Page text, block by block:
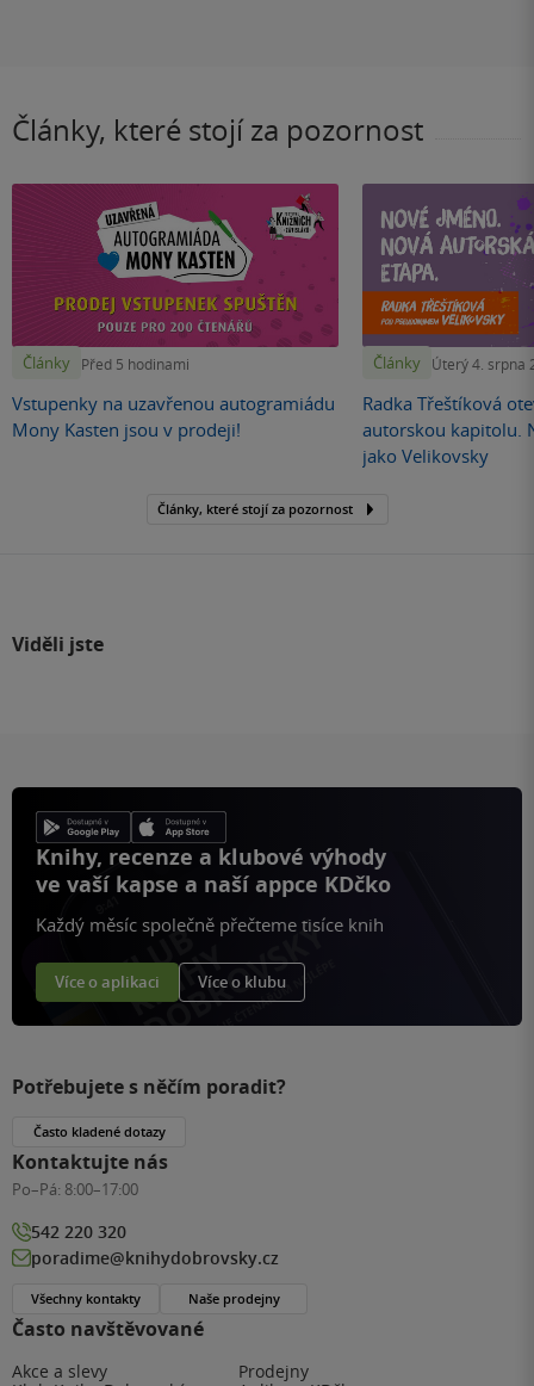
Články, které stojí za pozornost
Články Před 5 hodinami
Vstupenky na uzavřenou autogramiádu
Mony Kasten jsou v prodeji!
Články Úterý 4. srpna
Radka Třeštíková
autorskou kapitolu.
jako Velikovsky
Články, které stojí za pozornost
Viděli jste
Knihy, recenze a klubové výhody
ve vaší kapse a naší appce KDčko
Každý měsíc společně přečteme tisíce knih
Více o aplikaci Více o klubu
Často navštěvované
Akce a slevy
Prodejny
Potřebujete s něčím poradit?
Často kladené dotazy
Kontaktujte nás
Po–Pá: 8:00–17:00
542 220 320
poradime@knihydobrovsky.cz
Všechny kontakty Naše prodejny